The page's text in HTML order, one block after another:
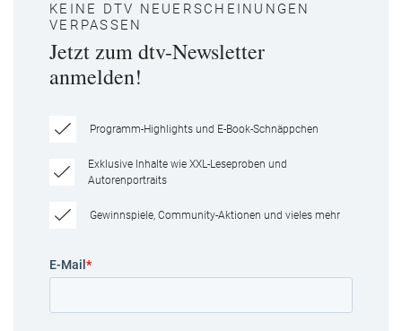
KEINE DTV NEUERSCHEINUNGEN
VERPASSEN
Jetzt zum dtv-Newsletter
anmelden!
Programm-Highlights und E-Book-Schnäppchen
Exklusive Inhalte wie XXL-Leseproben und
Autorenportraits
Gewinnspiele, Community-Aktionen und vieles mehr
E-Mail *